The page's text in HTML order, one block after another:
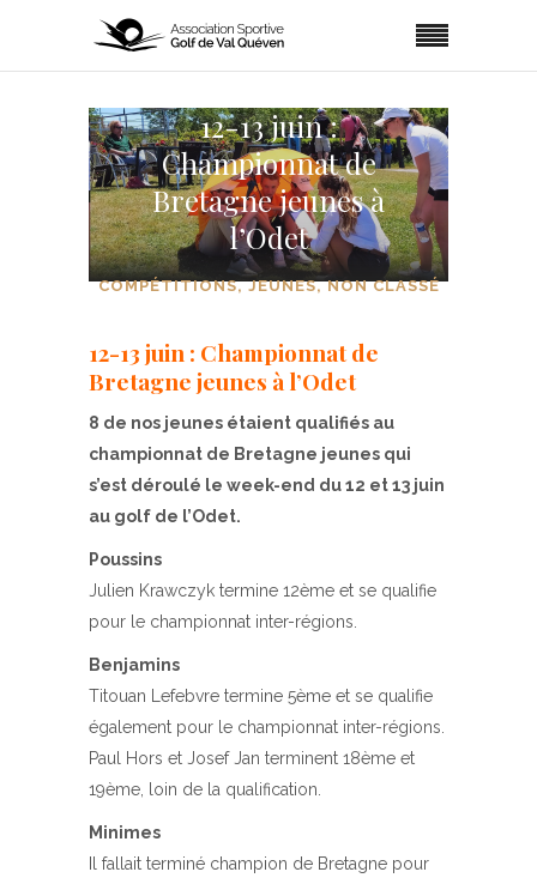
12-13 juin :
Championnat de
Bretagne jeunes à
l’Odet
COMPÉTITIONS,JEUNES,NON CLASSÉ
12-13 juin : Championnat de
Bretagne jeunes à l’Odet
8 de nos jeunes étaient qualifiés au
championnat de Bretagne jeunes qui
s’est déroulé le week-end du 12 et 13 juin
au golf de l’Odet.
Poussins
Julien Krawczyk termine 12ème et se qualifie
pour le championnat inter-régions.
Benjamins
Titouan Lefebvre termine 5ème et se qualifie
également pour le championnat inter-régions.
Paul Hors et Josef Jan terminent 18ème et
19ème, loin de la qualification.
Minimes
Il fallait terminé champion de Bretagne pour